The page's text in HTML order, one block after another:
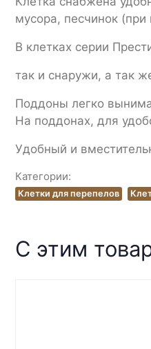
мусора, песчинок
В клетках серии
так и снаружи, а так
Поддоны легко
На поддонах, для
Удобный и
Категории:
Клетки для перепелов
С этим